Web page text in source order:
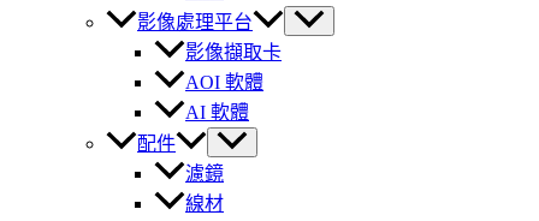
影像處理平台
影像擷取卡
AOI 軟體
AI 軟體
配件
濾鏡
線材